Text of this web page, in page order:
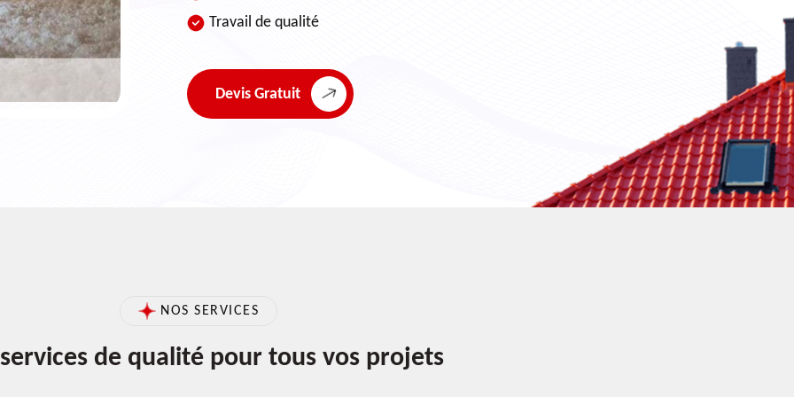
Travail de qualité
Devis Gratuit
NOS SERVICES
de qualité pour tous vos projets